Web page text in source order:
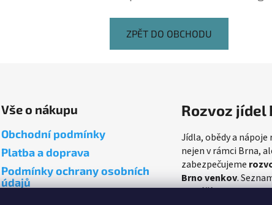
ZPĚT DO OBCHODU
Vše o nákupu
Obchodní podmínky
Platba a doprava
Podmínky ochrany osobních
údajů
Rozvoz jídel
Jídla, obědy a nápoje
nejen v rámci Brna,
zabezpečujeme
Brno venkov.
rozvážíme najdete